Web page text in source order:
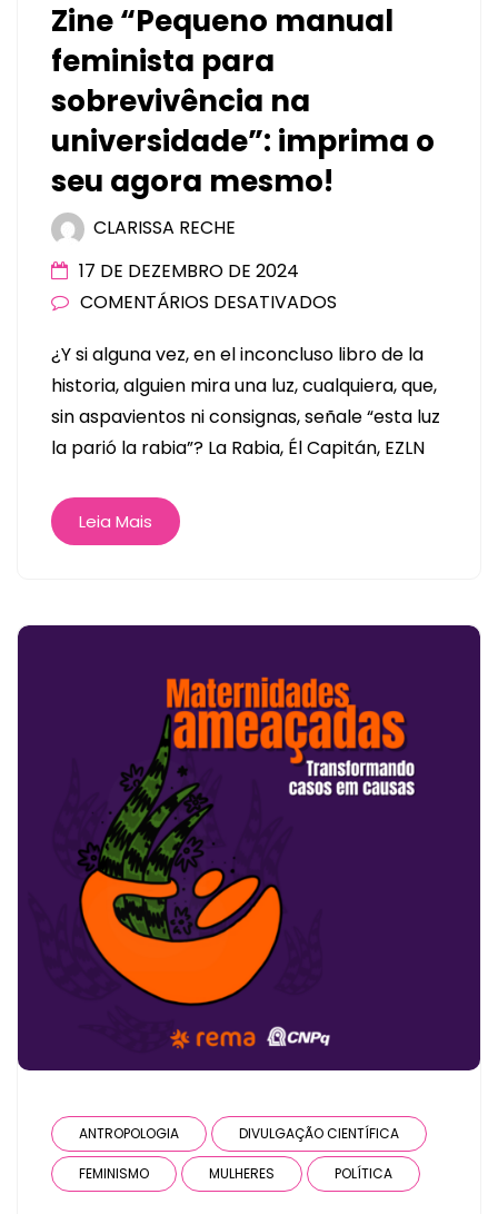
Zine “Pequeno manual
feminista para
sobrevivência na
universidade”: imprima o
seu agora mesmo!
CLARISSA RECHE
17 DE DEZEMBRO DE 2024
COMENTÁRIOS DESATIVADOS
¿Y si alguna vez, en el inconcluso libro de la
historia, alguien mira una luz, cualquiera, que,
sin aspavientos ni consignas, señale “esta luz
la parió la rabia”? La Rabia, Él Capitán, EZLN
Leia Mais
ANTROPOLOGIA DIVULGAÇÃO CIENTÍFICA
FEMINISMO MULHERES POLÍTICA